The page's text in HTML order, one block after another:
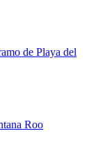
de Playa del
Roo